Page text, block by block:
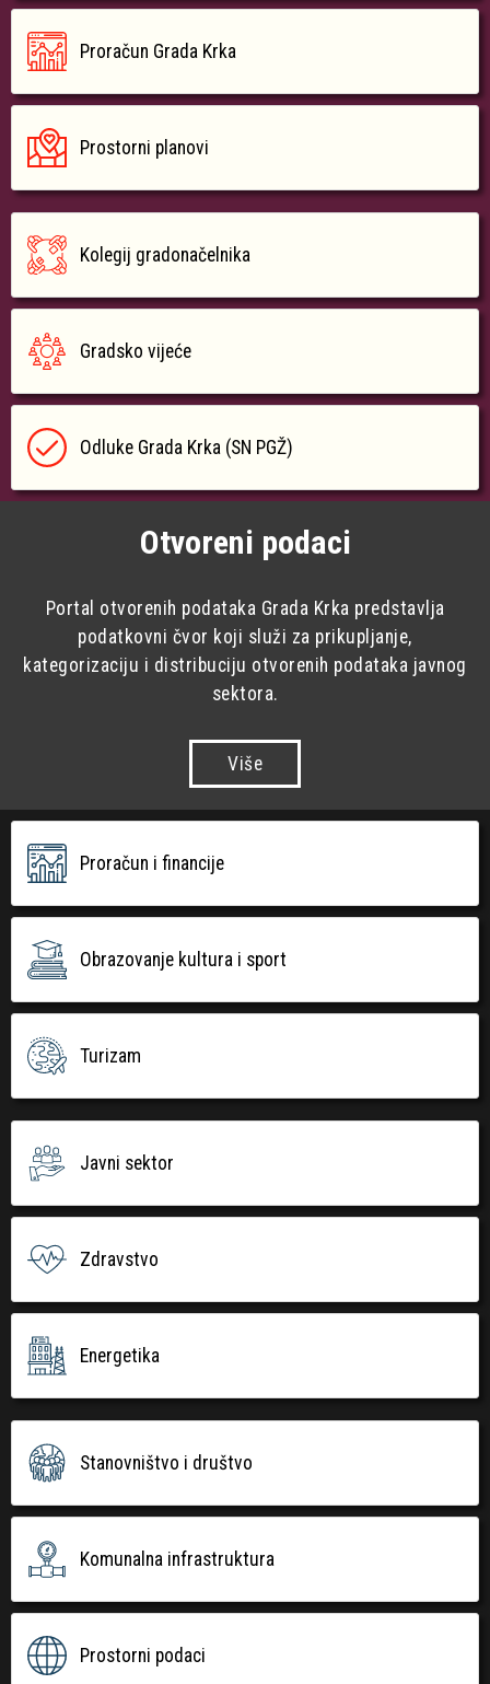
Proračun Grada Krka
Prostorni planovi
Kolegij gradonačelnika
Gradsko vijeće
Odluke Grada Krka (SN PGŽ)
Otvoreni podaci
Portal otvorenih podataka Grada Krka predstavlja
podatkovni čvor koji služi za prikupljanje,
kategorizaciju i distribuciju otvorenih podataka javnog
sektora.
Više
Proračun i financije
Obrazovanje kultura i sport
Turizam
Javni sektor
Zdravstvo
Energetika
Stanovništvo i društvo
Komunalna infrastruktura
Prostorni podaci